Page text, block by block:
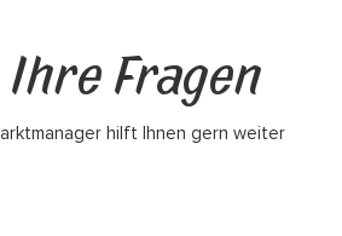
Fragen
hilft Ihnen gern weiter